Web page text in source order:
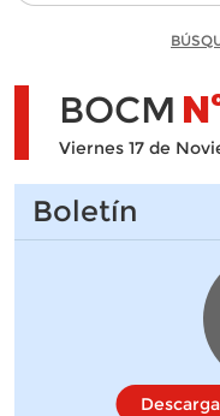
BOCM
Viernes 17 de
Boletín